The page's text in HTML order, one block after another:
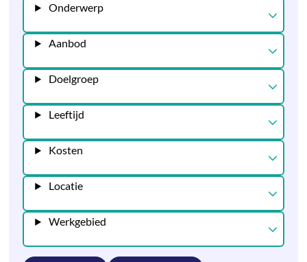
Onderwerp
Aanbod
Doelgroep
Leeftijd
Kosten
Locatie
Werkgebied